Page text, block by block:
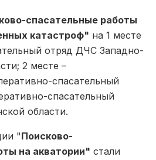
спасательные работы
катастроф" на 1 месте
отряд ДЧС Западно-
2 месте –
спасательный
спасательный
области.
"Поисково-
на акватории" стали